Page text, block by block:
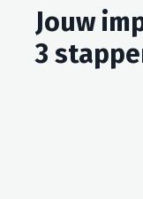
Jouw
3